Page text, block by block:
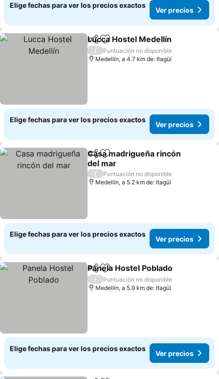
Elige fechas para ver los precios exactos
Ver precios
CompartirAgregar a favoritos
Lucca Hostel Medellín
/
Puntuación no disponible
Medellín, a 4.7 km de: Itagüí
Elige fechas para ver los precios exactos
Ver precios
CompartirAgregar a favoritos
Casa madrigueña rincón
del mar
Ver precios
/
Puntuación no disponible
Medellín, a 5.2 km de: Itagüí
Elige fechas para ver los precios exactos
Ver precios
CompartirAgregar a favoritos
Panela Hostel Poblado
/
Puntuación no disponible
Medellín, a 5.9 km de: Itagüí
Elige fechas para ver los precios exactos
Ver precios